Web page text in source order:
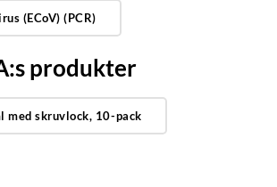
(ECoV) (PCR)
produkter
med skruvlock, 10-pack